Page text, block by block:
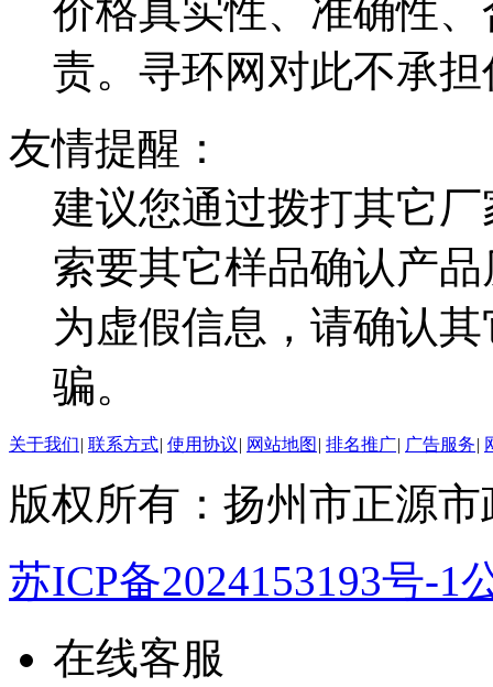
价格真实性、准确性
责。寻环网对此不承
友情提醒：
建议您通过拨打其它
索要其它样品确认产
为虚假信息，请确认
骗。
关于我们| 联系方式| 使用协议| 网站地图 | 排名推广| 广告服务|
版权所有：扬州市正源
苏ICP备2024153193号-1
在线客服